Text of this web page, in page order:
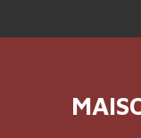
hoofdinhoud